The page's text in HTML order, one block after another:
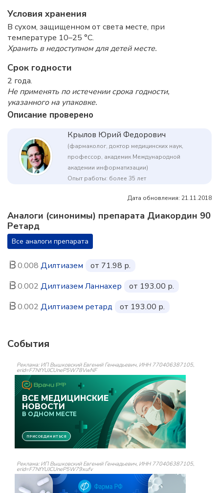
Условия хранения
В сухом, защищенном от света месте, при
температуре 10–25 °C.
Хранить в недоступном для детей месте.
Срок годности
2 года.
Не применять по истечении срока годности,
указанного на упаковке.
Описание проверено
Крылов Юрий Федорович
(фармаколог, доктор медицинских наук,
профессор, академик Международной
академии информатизации)
Опыт работы: более 35 лет
Дата обновления: 21.11.2018
Аналоги (синонимы) препарата Диакордин 90
Ретард
Все аналоги препарата
0.008 Дилтиазем
от 71.98 р.
0.002 Дилтиазем Ланнахер
от 193.00 р.
0.002 Дилтиазем ретард от 193.00 р.
События
Реклама: ИП Вышковский Евгений Геннадьевич, ИНН 770406387105,
erid=F7NfYUJCUneP5W78VwNF
Реклама: ИП Вышковский Евгений Геннадьевич, ИНН 770406387105,
erid=F7NfYUJCUneP5W79xufv